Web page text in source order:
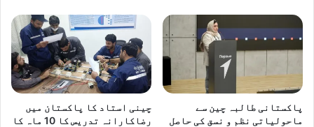
پاکستانی طالبہ چین سے
ماحولیاتی نظم و نسق کی حاصل
چینی استاد کا پاکستان میں
رضاکارانہ تدریس کا 10 ماہ کا